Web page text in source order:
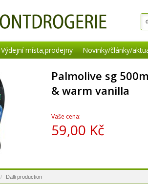
Výdejní místa,prodejny Novinky/články/
Palmolive sg
& warm vanilla
Vaše cena:
59,00 Kč
/ Dalli production